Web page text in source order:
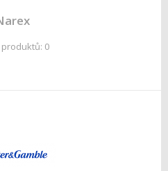
produktů: 0